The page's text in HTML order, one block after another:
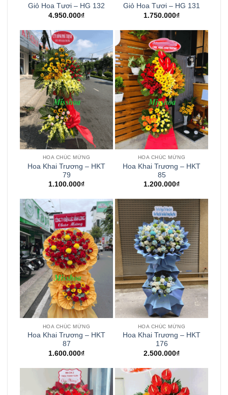
Giỏ Hoa Tươi – HG 132
4.950.000₫
Giỏ Hoa Tươi – HG 131
1.750.000₫
HOA CHÚC MỪNG
Hoa Khai Trương – HKT
79
1.100.000₫
HOA CHÚC MỪNG
Hoa Khai Trương – HKT
85
1.200.000₫
HOA CHÚC MỪNG
Hoa Khai Trương – HKT
87
1.600.000₫
HOA CHÚC MỪNG
Hoa Khai Trương – HKT
176
2.500.000₫